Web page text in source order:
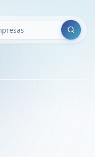
Buscar